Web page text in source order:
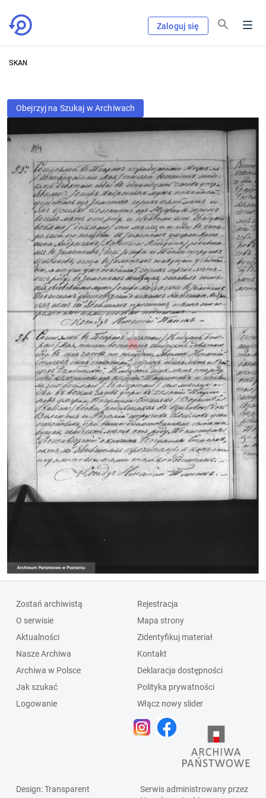
Zaloguj się
SKAN
Obejrzyj na Szukaj w Archiwach
Zostań archiwistą
O serwisie
Aktualności
Nasze Archiwa
Archiwa w Polsce
Jak szukać
Logowanie
Rejestracja
Mapa strony
Zidentyfikuj materiał
Kontakt
Deklaracja dostępności
Polityka prywatności
Włącz nowy slider
Design: Transparent
Serwis administrowany przez